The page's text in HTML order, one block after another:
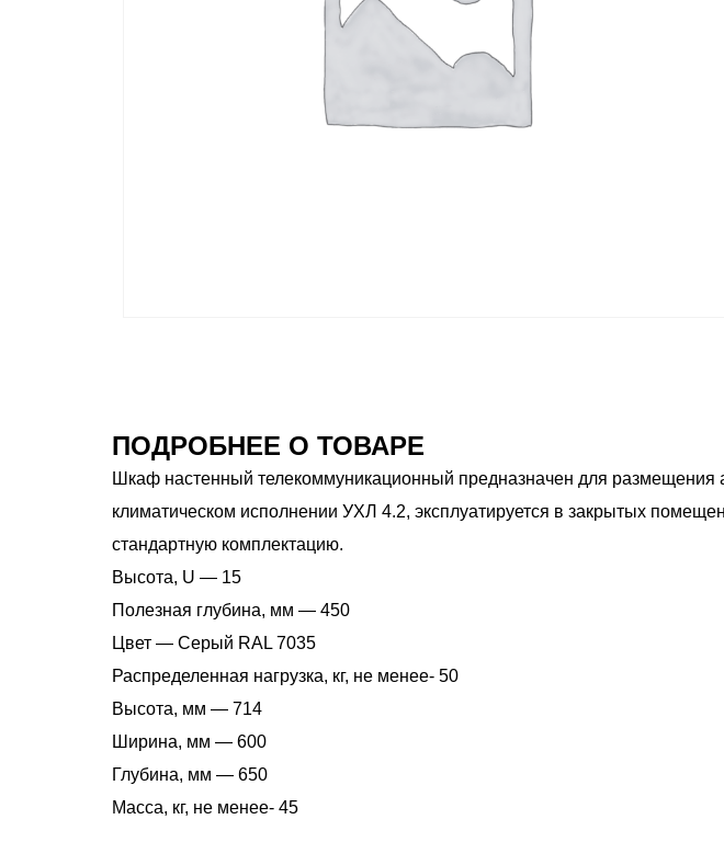
ПОДРОБНЕЕ О ТОВАРЕ
Шкаф настенный телекоммуникационный предназначен для размещения
климатическом исполнении УХЛ 4.2, эксплуатируется в закрытых
стандартную комплектацию.
Высота, U — 15
Полезная глубина, мм — 450
Цвет — Серый RAL 7035
Распределенная нагрузка, кг, не менее- 50
Высота, мм — 714
Ширина, мм — 600
Глубина, мм — 650
Масса, кг, не менее- 45